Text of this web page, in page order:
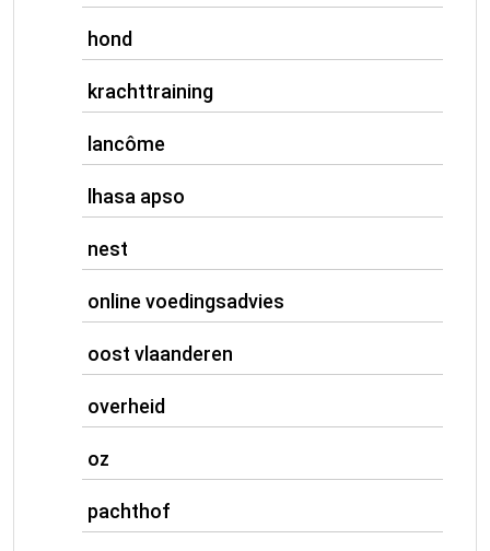
hond
krachttraining
lancôme
lhasa apso
nest
online voedingsadvies
oost vlaanderen
overheid
oz
pachthof